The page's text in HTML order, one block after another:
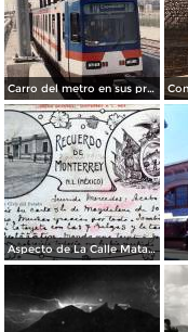
Carro del metro en sus primeras pruebas durante 1990
Aspecto de La Calle Matamoros ( Circulada el 8 de Abril de 1912 ).